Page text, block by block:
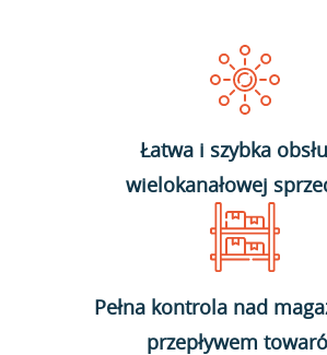
Łatwa i szybka
wielokanałowej
Pełna kontrola nad
przepływem